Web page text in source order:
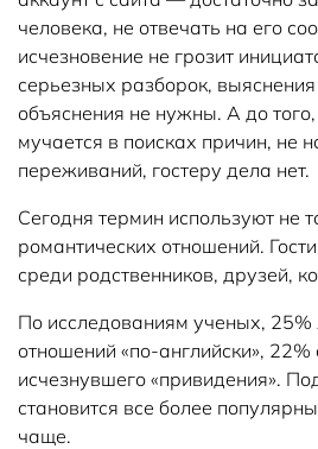
человека, не отвечать на его
исчезновение не грозит
серьезных разборок,
объяснения не нужны. А до того,
мучается в поисках причин, не
переживаний, гостеру дела нет.
Сегодня термин используют не
романтических отношений.
среди родственников, друзей,
По исследованиям ученых,
отношений «по-английски»,
исчезнувшего «привидения».
становится все более
чаще.